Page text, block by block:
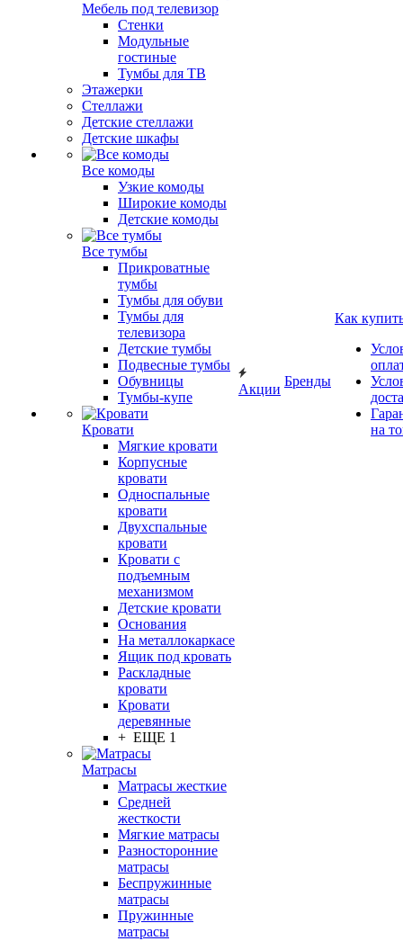
Мебель под телевизор
Стенки
Модульные
гостиные
Тумбы для ТВ
Этажерки
Стеллажи
Детские стеллажи
Детские шкафы
Все комоды
Узкие комоды
Широкие комоды
Детские комоды
Все тумбы
Прикроватные
тумбы
Тумбы для обуви
Тумбы для
телевизора
Детские тумбы
Подвесные тумбы
Обувницы
Тумбы-купе
Кровати
Мягкие кровати
Корпусные
кровати
Односпальные
кровати
Двухспальные
кровати
Кровати с
подъемным
механизмом
Детские кровати
Основания
На металлокаркасе
Ящик под кровать
Раскладные
кровати
Кровати
деревянные
+ ЕЩЕ 1
Матрасы
Матрасы жесткие
Средней
жесткости
Мягкие матрасы
Разносторонние
матрасы
Беспружинные
матрасы
Пружинные
матрасы
Акции
Бренды
Как
на